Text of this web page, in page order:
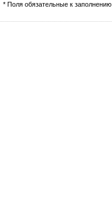
* Поля обязательные к заполнению